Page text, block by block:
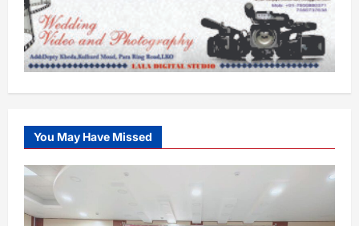
You May Have Missed